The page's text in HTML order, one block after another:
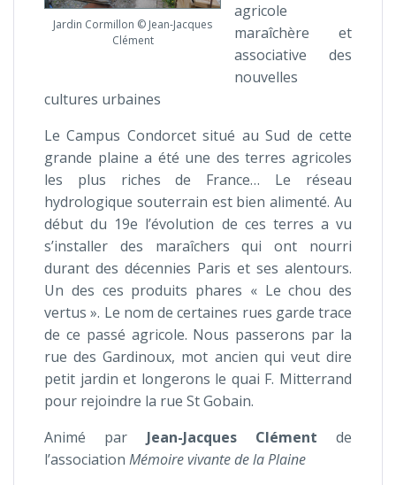
Jardin Cormillon © Jean-Jacques
Clément
agricole
maraîchère et
associative des
nouvelles
cultures urbaines
Le Campus Condorcet situé au Sud de cette
grande plaine a été une des terres agricoles
les plus riches de France… Le réseau
hydrologique souterrain est bien alimenté. Au
début du 19e l’évolution de ces terres a vu
s’installer des maraîchers qui ont nourri
durant des décennies Paris et ses alentours.
Un des ces produits phares « Le chou des
vertus ». Le nom de certaines rues garde trace
de ce passé agricole. Nous passerons par la
rue des Gardinoux, mot ancien qui veut dire
petit jardin et longerons le quai F. Mitterrand
pour rejoindre la rue St Gobain.
Animé par Jean-Jacques Clément de
l’association Mémoire vivante de la Plaine